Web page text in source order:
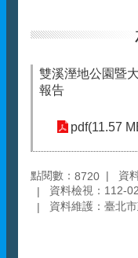
雙溪溼地公園暨
報告
pdf(11.57
點閱數： 8720
資
資料檢視：112-
資料維護：臺北